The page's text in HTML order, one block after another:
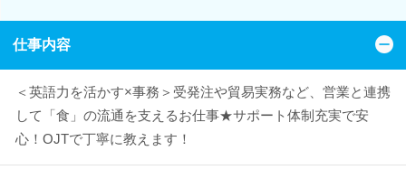
仕事内容
＜英語力を活かす×事務＞受発注や貿易実務など、営業と連携
して「食」の流通を支えるお仕事★サポート体制充実で安
心！OJTで丁寧に教えます！